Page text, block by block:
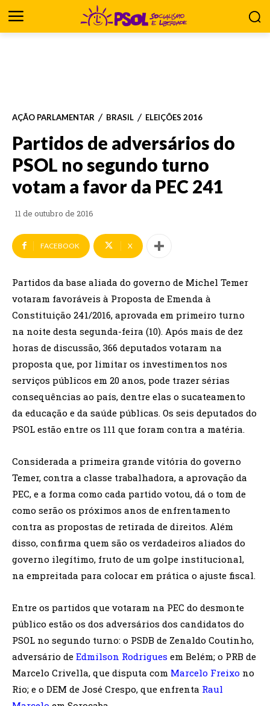
AÇÃO PARLAMENTAR BRASIL ELEIÇÕES 2016
Partidos de adversários do
PSOL no segundo turno
votam a favor da PEC 241
11 de outubro de 2016
FACEBOOK X
Partidos da base aliada do governo de Michel Temer
votaram favoráveis à Proposta de Emenda à
Constituição 241/2016, aprovada em primeiro turno
na noite desta segunda-feira (10). Após mais de dez
horas de discussão, 366 deputados votaram na
proposta que, por limitar os investimentos nos
serviços públicos em 20 anos, pode trazer sérias
consequências ao país, dentre elas o sucateamento
da educação e da saúde públicas. Os seis deputados do
PSOL estão entre os 111 que foram contra a matéria.
Considerada a primeira grande vitória do governo
Temer, contra a classe trabalhadora, a aprovação da
PEC, e a forma como cada partido votou, dá o tom de
como serão os próximos anos de enfrentamento
contra as propostas de retirada de direitos. Além
disso, confirma quem são os verdadeiros aliados do
governo ilegítimo, fruto de um golpe institucional,
na empreitada para colocar em prática o ajuste fiscal.
Entre os partidos que votaram na PEC do desmonte
público estão os dos adversários dos candidatos do
PSOL no segundo turno: o PSDB de Zenaldo Coutinho,
adversário de Edmilson Rodrigues em Belém; o PRB de
Marcelo Crivella, que disputa com Marcelo Freixo no
Rio; e o DEM de José Crespo, que enfrenta Raul